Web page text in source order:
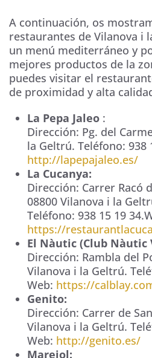
A continuación, os
restaurantes de Vilanova i
un menú mediterráneo y
mejores productos de la
puedes visitar el
de proximidad y alta
La Pepa Jaleo :
Dirección: Pg. del
la Geltrú. Teléfono: 938
http://lapepajaleo.es/
La Cucanya:
Dirección: Carrer Racó
08800 Vilanova i la
Teléfono: 938 15 19 34
https://
El Nàutic (Club Nàutic
Dirección: Rambla del
Vilanova i la Geltrú.
Web: https://
Genito:
Dirección: Carrer de
Vilanova i la Geltrú.
Web: http://genito.es/
Marejol: